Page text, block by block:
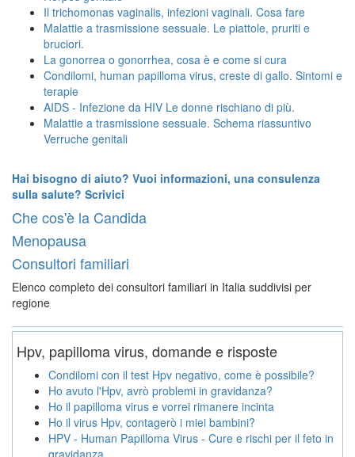
Il trichomonas vaginalis, infezioni vaginali. Cosa fare
Malattie a trasmissione sessuale. Le piattole, pruriti e
bruciori.
La gonorrea o gonorrhea, cosa è e come si cura
Condilomi, human papilloma virus, creste di gallo. Sintomi e
terapie
AIDS - Infezione da HIV Le donne rischiano di più.
Malattie a trasmissione sessuale. Schema riassuntivo
Verruche genitali
Hai bisogno di aiuto? Vuoi informazioni, una consulenza
sulla salute? Scrivici
Che cos'è la Candida
Menopausa
Consultori familiari
Elenco completo dei consultori familiari in Italia suddivisi per
regione
Hpv, papilloma virus, domande e risposte
Condilomi con il test Hpv negativo, come è possibile?
Ho avuto l'Hpv, avrò problemi in gravidanza?
Ho il papilloma virus e vorrei rimanere incinta
Ho il virus Hpv, contagerò i miei bambini?
HPV - Human Papilloma Virus - Cure e rischi per il feto in
gravidanza